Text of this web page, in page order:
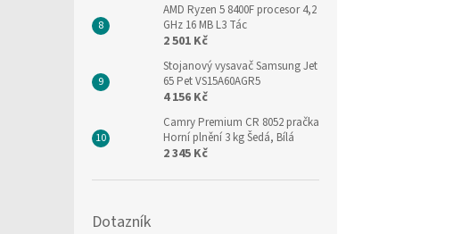
AMD Ryzen 5 8400F procesor 4,2
GHz 16 MB L3 Tác
2 501 Kč
Stojanový vysavač Samsung Jet
65 Pet VS15A60AGR5
4 156 Kč
Camry Premium CR 8052 pračka
Horní plnění 3 kg Šedá, Bílá
2 345 Kč
Dotazník